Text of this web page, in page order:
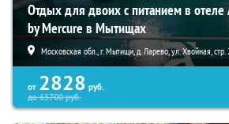
Отдых для двоих с питанием в отеле
by Mercure в Мытищах
Московская обл., г. Мытищи, д. Ларево, ул. Хвойная, стр.
от 2828 руб.
до65700руб.